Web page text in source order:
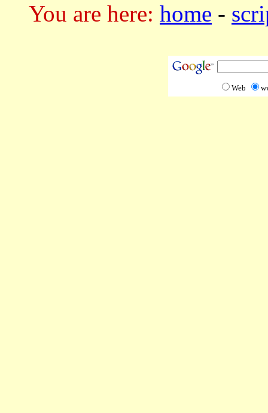
You are here: home -
Web